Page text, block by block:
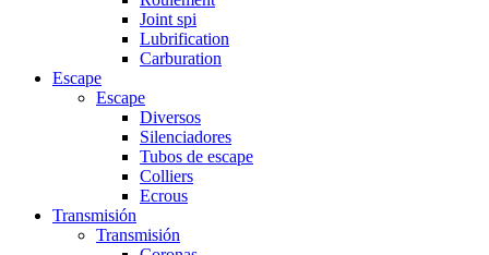
Joint spi
Lubrification
Carburation
Escape
Escape
Diversos
Silenciadores
Tubos de escape
Colliers
Ecrous
Transmisión
Transmisión